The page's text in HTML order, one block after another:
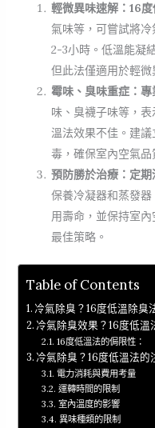
輕微異味速解：16
氣味等，可嘗試將
2-3小時。低溫能凝
但此法僅適用於輕微
霉味、臭味重症：
味、臭襪子味等，
溫法效果不佳。建
毒，確保室內空氣品
預防勝於治療：定期
保養冷凝器和蒸發
用壽命，並保持室
最佳策略。
Table of Contents
冷氣除臭？16度低溫除臭
冷氣除臭效果？16度低溫
16度低溫法的侷限性：
冷氣除臭？16度低溫法的
電力消耗與費用考量
運轉時間的限制
室內溫度的影響
異味種類的限制